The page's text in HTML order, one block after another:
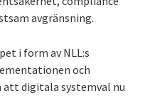
avgränsning.
i form av NLL:s
och
att digitala systemval nu